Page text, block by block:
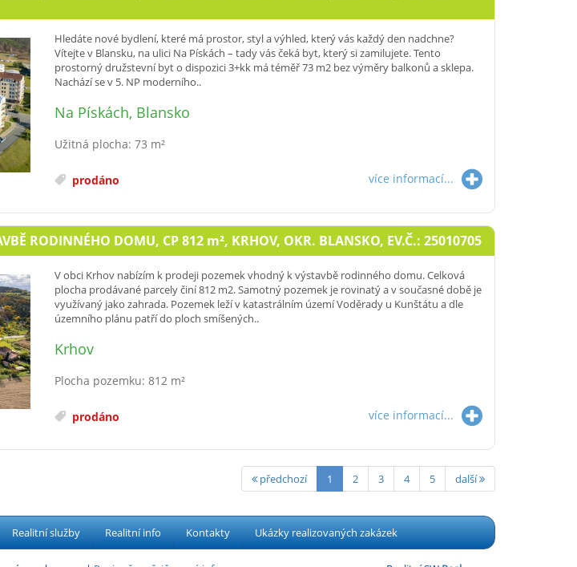
Hledáte nové bydlení, které má prostor, styl a výhled, který vás každý den nadchne?
Vítejte v Blansku, na ulici Na Pískách – tady vás čeká byt, který si zamilujete. Tento
prostorný družstevní byt o dispozici 3+kk má téměř 73 m2 bez výměry balkonů a sklepa.
Nachází se v 5. NP moderního..
Na Pískách, Blansko
Užitná plocha: 73 m²
prodáno více informací...
RODINNÉHO DOMU, CP 812 m², KRHOV, OKR. BLANSKO, EV.Č.: 25010705
V obci Krhov nabízím k prodeji pozemek vhodný k výstavbě rodinného domu. Celková
plocha prodávané parcely činí 812 m2. Samotný pozemek je rovinatý a v současné době je
využívaný jako zahrada. Pozemek leží v katastrálním území Voděrady u Kunštátu a dle
územního plánu patří do ploch smíšených..
Krhov
Plocha pozemku: 812 m²
prodáno více informací...
předchozí 1 2 3 4 5 další
Realitní služby Realitní info Kontakty Ukázky realizovaných zakázek